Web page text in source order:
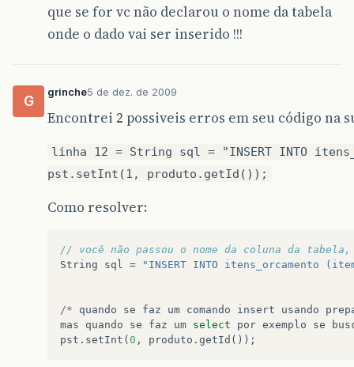
que se for vc não declarou o nome da tabela
onde o dado vai ser inserido !!!
G
grinche5 de dez. de 2009
Encontrei 2 possiveis erros em seu código na
linha 12 = String sql = "INSERT INTO
pst.setInt(1, produto.getId());
Como resolver:
// você não passou o nome da coluna da
String
sql = "INSERT INTO itens_orcamento
/* quando se faz um comando insert usando
mas
quando se faz um select por exemplo se
pst . setInt ( 0 , produto . getId ());